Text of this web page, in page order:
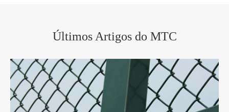
Últimos Artigos do MTC